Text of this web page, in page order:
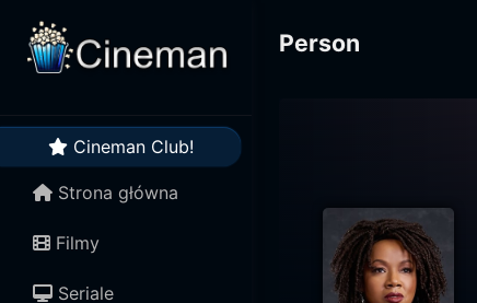
Cineman Club!
Strona główna
Filmy
Seriale
Person